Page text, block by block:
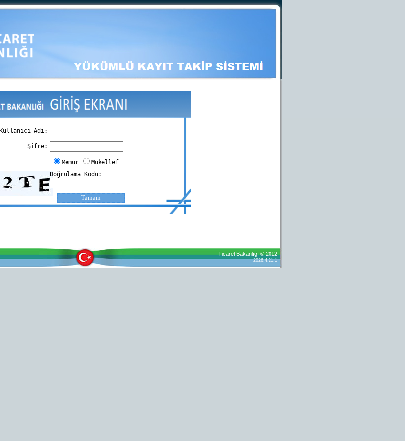
Kullanici Adı:
Şifre:
Memur
Mükellef
Doğrulama Kodu:
Ticaret Bakanlığı © 2012
2026.4.21.1